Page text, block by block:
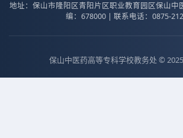
地址：保山市隆阳区青阳片区职业教育园区保山中
编：678000 | 联系电话：0875-
保山中医药高等专科学校教务处 ©